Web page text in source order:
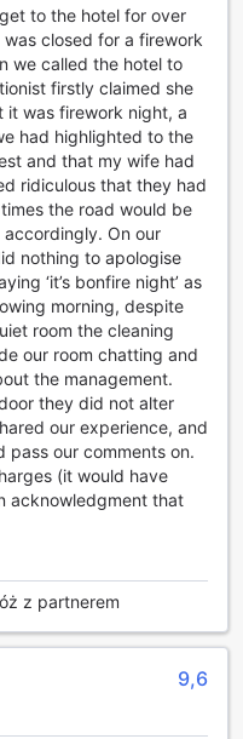
staje się
preferują relaks w
usługa pokojowa,
i napojów
dostęp do
oraz
co pozwala na łatwe
Dodatkowo,
bagażu, co
lub wyjazdu.
że każdy gość
otoczeniem, co
hotelu.
Talbot Inn
szereg udogodnień
wygodę i komfort
z parkingu na
samochodem. Warto
za korzystanie z
taksówkarskie, co
po okolicy oraz
Dla tych,
zorganizowanie
Talbot Inn to idealne
to the hotel for over
closed for a firework
we called the hotel to
firstly claimed she
it was firework night, a
had highlighted to the
and that my wife had
ridiculous that they had
the road would be
On our
nothing to apologise
‘it’s bonfire night’ as
morning, despite
room the cleaning
our room chatting and
the management.
they did not alter
our experience, and
pass our comments on.
(it would have
acknowledgment that
z partnerem
9,6